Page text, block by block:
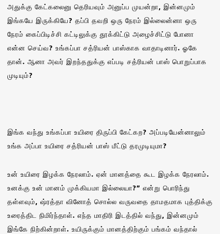
அதுக்கு கேட்கலைனு தெரியவும் அனுப்ப முயன்றா, இன்னமும்
இங்கயே இருக்கியே? தப்பி தவறி ஒரு நேரம் இல்லைன்னா ஒரு
நேரம் கைப்பிடிச்சி கட்டிலுக்கு தூக்கிட்டு அழைச்சிட்டு போனா
என்ன செய்வ? உங்கப்பா சத்ரியன் பாஸ்காக வாதாடினார். ஓகே
தான். ஆனா அவர் இறந்ததுக்கு எப்படி சத்ரியன் பாஸ் பொறுப்பாக
முடியும்?
இங்க வந்து உங்கப்பா உயிரை திருப்பி கேட்கற? அப்படியேன்னாலும்
உங்க அப்பா உயிரை சத்ரியன் பாஸ் மீட்டு தரமுடியுமா?
உன் உயிரை இழக்க நேரலாம். ஏன் மானத்தை கூட இழக்க நேரலாம்.
உனக்கு உன் மானம் முக்கியமா இல்லையா?” என்று பொரிந்து
தள்ளவும், ஷ்ரத்தா வினோத் சொல்ல வருவதை தாமதமாக புத்திக்கு
உரைத்திட நிமிர்ந்தாள். எந்த மாதிரி இடத்தில் வந்து, இன்னமும்
இங்கே நிற்கின்றாள். உயிருக்கும் மானத்திற்கும் பங்கம் வந்தால்